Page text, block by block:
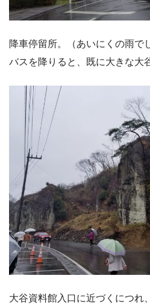
降車停留所。（あいにくの雨で
バスを降りると、既に大きな大
大谷資料館入口に近づくにつれ